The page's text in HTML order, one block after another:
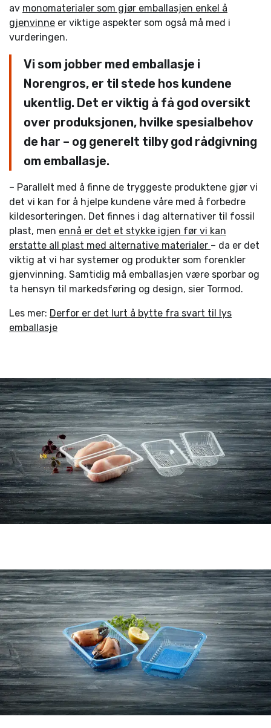
av monomaterialer som gjør emballasjen enkel å
gjenvinne er viktige aspekter som også må med i
vurderingen.
Vi som jobber med emballasje i
Norengros, er til stede hos kundene
ukentlig. Det er viktig å få god oversikt
over produksjonen, hvilke spesialbehov
de har – og generelt tilby god rådgivning
om emballasje.
– Parallelt med å finne de tryggeste produktene gjør vi
det vi kan for å hjelpe kundene våre med å forbedre
kildesorteringen. Det finnes i dag alternativer til fossil
plast, men ennå er det et stykke igjen før vi kan
erstatte all plast med alternative materialer – da er det
viktig at vi har systemer og produkter som forenkler
gjenvinning. Samtidig må emballasjen være sporbar og
ta hensyn til markedsføring og design, sier Tormod.
Les mer: Derfor er det lurt å bytte fra svart til lys
emballasje